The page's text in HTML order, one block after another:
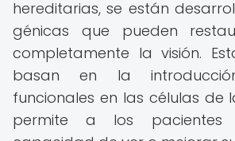
hereditarias, se están
génicas que pueden
completamente la visión.
basan en la
funcionales en las células de
permite a los pacientes